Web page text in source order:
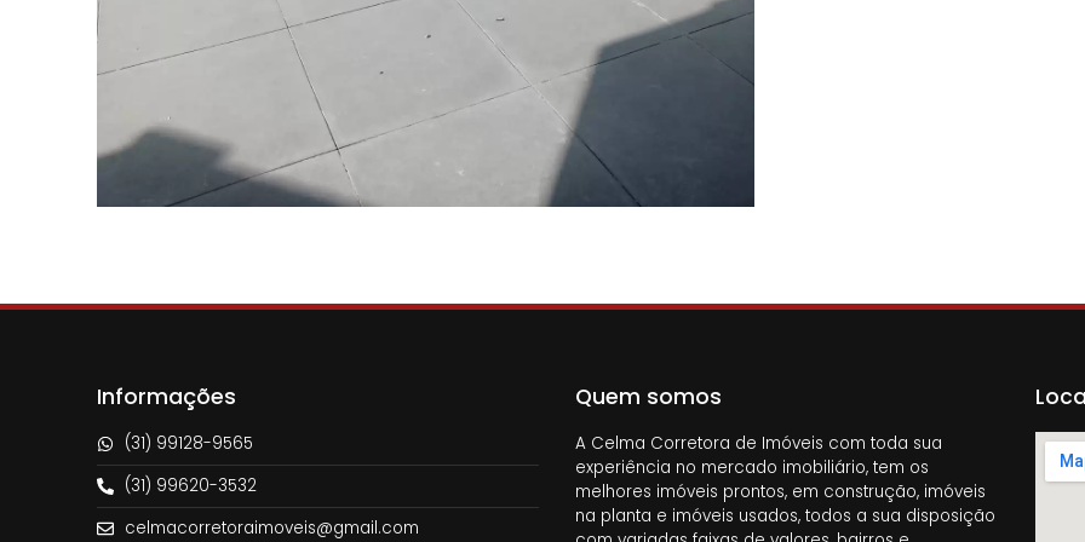
Informações
(31) 99128-9565
(31) 99620-3532
celmacorretoraimoveis@gmail.com
Quem somos
A Celma Corretora de Imóveis com toda sua
experiência no mercado imobiliário, tem os
melhores imóveis prontos, em construção, imóveis
na planta e imóveis usados, todos a sua disposição